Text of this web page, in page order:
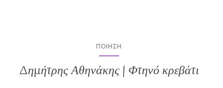
ΠΟΊΗΣΗ
Δημήτρης Αθηνάκης | Φτηνό κρεβάτι